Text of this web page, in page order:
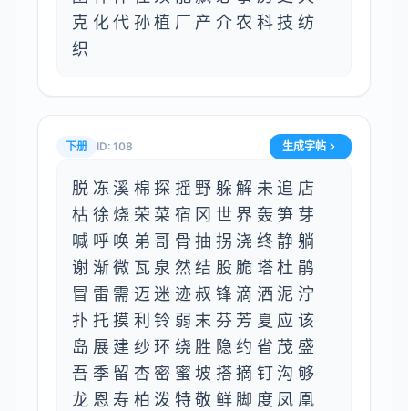
克化代孙植厂产介农科技纺
织
下册 ID: 108 生成字帖
脱冻溪棉探摇野躲解未追店
枯徐烧荣菜宿冈世界轰笋芽
喊呼唤弟哥骨抽拐浇终静躺
谢渐微瓦泉然结股脆塔杜鹃
冒雷需迈迷迹叔锋滴洒泥泞
扑托摸利铃弱末芬芳夏应该
岛展建纱环绕胜隐约省茂盛
吾季留杏密蜜坡搭摘钉沟够
龙恩寿柏泼特敬鲜脚度凤凰